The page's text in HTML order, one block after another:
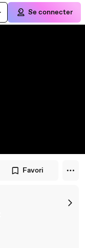
Se connecter
Favori